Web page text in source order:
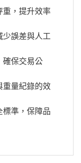
重，提升效率
少誤差與人工
確保交易公
重量紀錄的效
標準，保障品